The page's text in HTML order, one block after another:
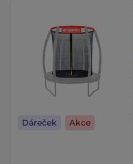
Dáreček Akce